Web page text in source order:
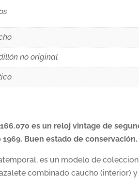
no original
es un reloj vintage de
Buen estado de
es un modelo de
combinado caucho